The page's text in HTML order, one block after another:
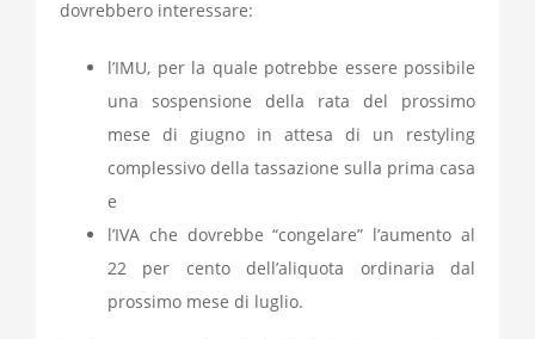
dovrebbero interessare:
l’IMU, per la quale potrebbe essere possibile
una sospensione della rata del prossimo
mese di giugno in attesa di un restyling
complessivo della tassazione sulla prima casa
e
l’IVA che dovrebbe “congelare” l’aumento al
22 per cento dell’aliquota ordinaria dal
prossimo mese di luglio.